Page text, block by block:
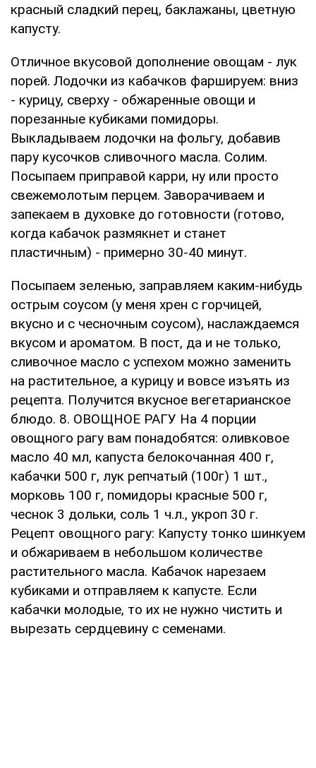
красный сладкий перец, баклажаны, цветную
капусту.
Отличное вкусовой дополнение овощам - лук
порей. Лодочки из кабачков фаршируем: вниз
- курицу, сверху - обжаренные овощи и
порезанные кубиками помидоры.
Выкладываем лодочки на фольгу, добавив
пару кусочков сливочного масла. Солим.
Посыпаем приправой карри, ну или просто
свежемолотым перцем. Заворачиваем и
запекаем в духовке до готовности (готово,
когда кабачок размякнет и станет
пластичным) - примерно 30-40 минут.
Посыпаем зеленью, заправляем каким-нибудь
острым соусом (у меня хрен с горчицей,
вкусно и с чесночным соусом), наслаждаемся
вкусом и ароматом. В пост, да и не только,
сливочное масло с успехом можно заменить
на растительное, а курицу и вовсе изъять из
рецепта. Получится вкусное вегетарианское
блюдо. 8. ОВОЩНОЕ РАГУ На 4 порции
овощного рагу вам понадобятся: оливковое
масло 40 мл, капуста белокочанная 400 г,
кабачки 500 г, лук репчатый (100г) 1 шт.,
морковь 100 г, помидоры красные 500 г,
чеснок 3 дольки, соль 1 ч.л., укроп 30 г.
Рецепт овощного рагу: Капусту тонко шинкуем
и обжариваем в небольшом количестве
растительного масла. Кабачок нарезаем
кубиками и отправляем к капусте. Если
кабачки молодые, то их не нужно чистить и
вырезать сердцевину с семенами.